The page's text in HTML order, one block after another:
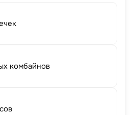
комбайнов